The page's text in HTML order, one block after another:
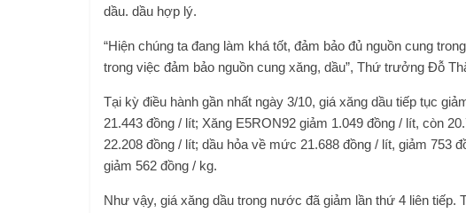
dầu. dầu hợp lý.
“Hiện chúng ta đang làm khá tốt, đảm bảo đủ nguồn cung
trong việc đảm bảo nguồn cung xăng, dầu”, Thứ trưởng Đỗ
Tại kỳ điều hành gần nhất ngày 3/10, giá xăng dầu tiếp tục
21.443 đồng / lít; Xăng E5RON92 giảm 1.049 đồng / lít, còn
22.208 đồng / lít; dầu hỏa về mức 21.688 đồng / lít, giảm 753
giảm 562 đồng / kg.
Như vậy, giá xăng dầu trong nước đã giảm lần thứ 4 liên tiếp.